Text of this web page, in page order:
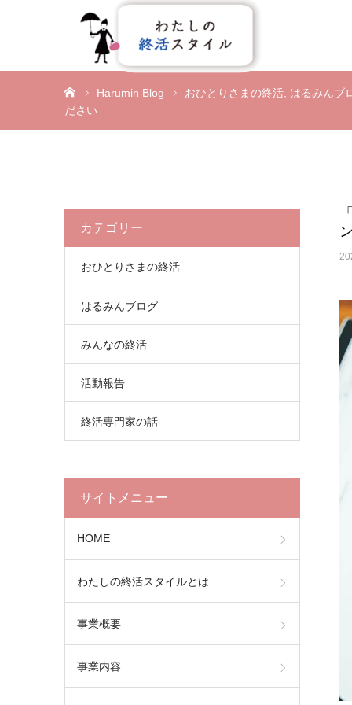
Harumin Blog おひとりさまの終活 はるみんブ
ださい
カテゴリー
おひとりさまの終活
はるみんブログ
みんなの終活
活動報告
終活専門家の話
サイトメニュー
HOME
わたしの終活スタイルとは
事業概要
事業内容